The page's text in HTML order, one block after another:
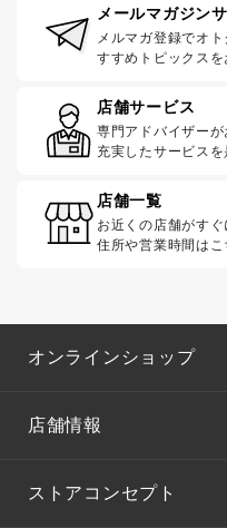
メールマガジン
メルマガ登録でオ
すすめトピックスを
店舗サービス
専門アドバイザーが
充実したサービスを
店舗一覧
お近くの店舗がすぐ
住所や営業時間はこ
オンラインショップ
店舗情報
ストアコンセプト